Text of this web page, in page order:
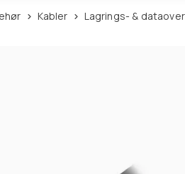
Kabler Lagrings- &